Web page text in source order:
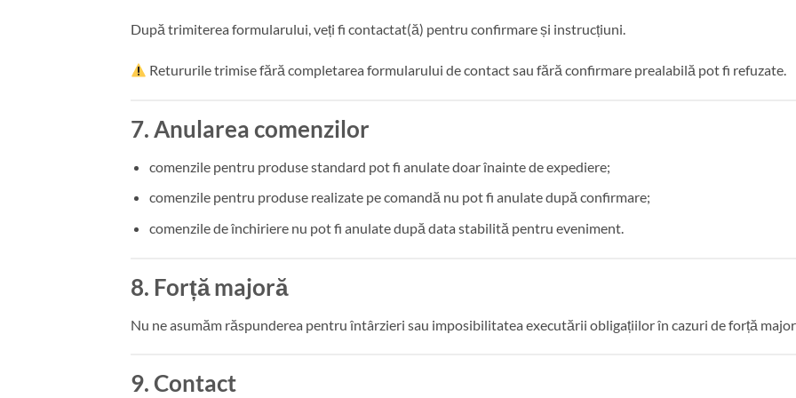
După trimiterea formularului, veți fi contactat(ă) pentru confirmare și instrucțiuni.
Retururile trimise fără completarea formularului de contact sau fără confirmare prealabilă pot fi refuzate.
7. Anularea comenzilor
comenzile pentru produse standard pot fi anulate doar înainte de expediere;
comenzile pentru produse realizate pe comandă nu pot fi anulate după confirmare;
comenzile de închiriere nu pot fi anulate după data stabilită pentru eveniment.
8. Forță majoră
Nu ne asumăm răspunderea pentru întârzieri sau imposibilitatea executării obligațiilor în cazuri de forță
9. Contact